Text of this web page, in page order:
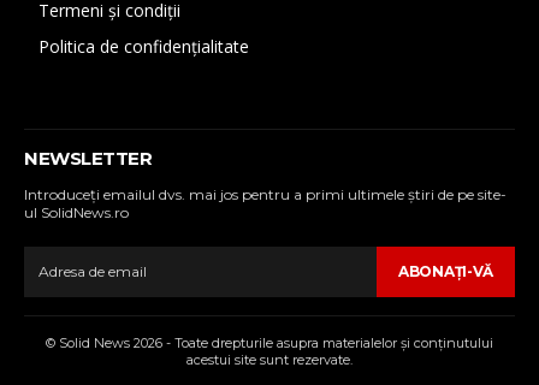
Termeni și condiții
Politica de confidențialitate
NEWSLETTER
Introduceţi emailul dvs. mai jos pentru a primi ultimele ştiri de pe site-
ul SolidNews.ro
ABONAŢI-VĂ
© Solid News 2026 - Toate drepturile asupra materialelor şi conţinutului
acestui site sunt rezervate.